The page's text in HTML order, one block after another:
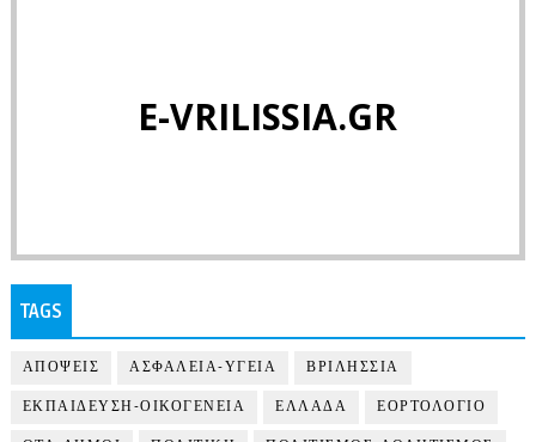
E-VRILISSIA.GR
TAGS
ΑΠΟΨΕΙΣ ΑΣΦΑΛΕΙΑ-ΥΓΕΙΑ ΒΡΙΛΗΣΣΙΑ
ΕΚΠΑΙΔΕΥΣΗ-ΟΙΚΟΓΕΝΕΙΑ ΕΛΛΑΔΑ ΕΟΡΤΟΛΟΓΙΟ